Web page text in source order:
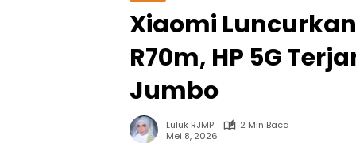
Xiaomi
R70m, HP 5G
Jumbo
Luluk RJMP
2 Min Baca
Mei 8, 2026